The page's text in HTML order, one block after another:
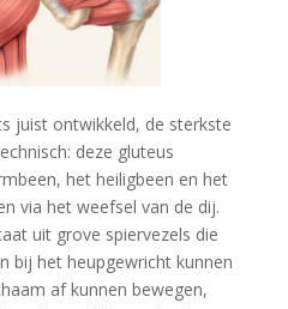
juist ontwikkeld, de sterkste
deze gluteus
het heiligbeen en het
via het weefsel van de dij.
uit grove spiervezels die
bij het heupgewricht kunnen
af kunnen bewegen,